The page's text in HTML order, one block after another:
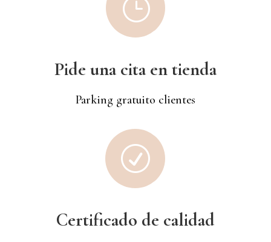
}
Pide una cita en tienda
Parking gratuito clientes
R
Certificado de calidad